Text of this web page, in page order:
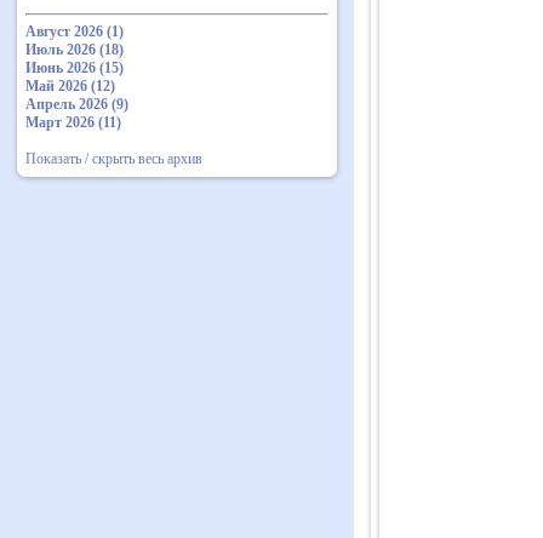
Август 2026 (1)
Июль 2026 (18)
Июнь 2026 (15)
Май 2026 (12)
Апрель 2026 (9)
Март 2026 (11)
Показать / скрыть весь архив